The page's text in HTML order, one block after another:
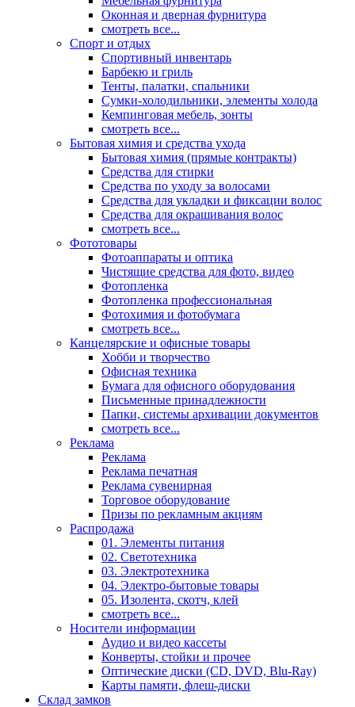
Оконная и дверная фурнитура
смотреть все...
Спорт и отдых
Спортивный инвентарь
Барбекю и гриль
Тенты, палатки, спальники
Сумки-холодильники, элементы холода
Кемпинговая мебель, зонты
смотреть все...
Бытовая химия и средства ухода
Бытовая химия (прямые контракты)
Средства для стирки
Средства по уходу за волосами
Средства для укладки и фиксации волос
Средства для окрашивания волос
смотреть все...
Фототовары
Фотоаппараты и оптика
Чистящие средства для фото, видео
Фотопленка
Фотопленка профессиональная
Фотохимия и фотобумага
смотреть все...
Канцелярские и офисные товары
Хобби и творчество
Офисная техника
Бумага для офисного оборудования
Письменные принадлежности
Папки, системы архивации документов
смотреть все...
Реклама
Реклама
Реклама печатная
Реклама сувенирная
Торговое оборудование
Призы по рекламным акциям
Распродажа
01. Элементы питания
02. Светотехника
03. Электротехника
04. Электро-бытовые товары
05. Изолента, скотч, клей
смотреть все...
Носители информации
Аудио и видео кассеты
Конверты, стойки и прочее
Оптические диски (CD, DVD, Blu-Ray)
Карты памяти, флеш-диски
Склад замков